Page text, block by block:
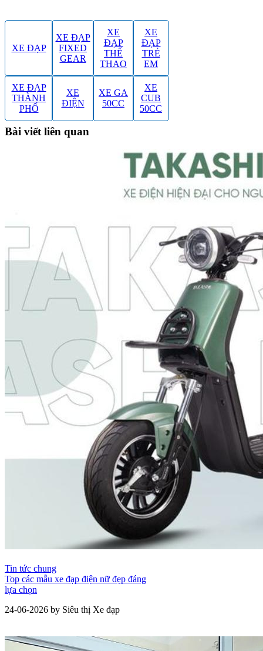
XE ĐẠP
XE ĐẠP
FIXED
GEAR
XE
ĐẠP
THỂ
THAO
XE
ĐẠP
TRẺ
EM
XE ĐẠP
THÀNH
PHỐ
XE
ĐIỆN
XE GA
50CC
XE
CUB
50CC
Bài viết liên quan
Tin tức chung
Top các mẫu xe đạp điện nữ đẹp đáng
lựa chọn
24-06-2026 by Siêu thị Xe đạp